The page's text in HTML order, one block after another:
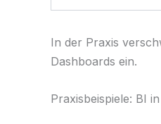
In der Praxis
Dashboards ein.
Praxisbeispiele: BI